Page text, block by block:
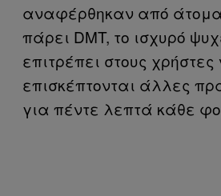
αναφέρθηκαν από
πάρει DMT, το ισχυρό
επιτρέπει στους χρήστες
επισκέπτονται άλλες
για πέντε λεπτά κάθε